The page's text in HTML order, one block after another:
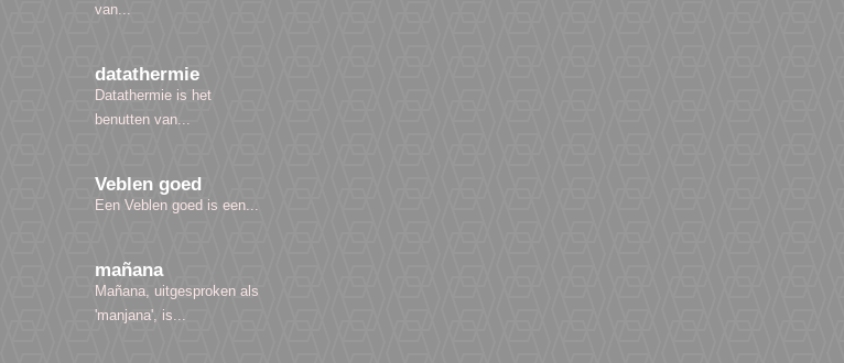
van...
datathermie
Datathermie is het
benutten van...
Veblen goed
Een Veblen goed is een...
mañana
Mañana, uitgesproken als
'manjana', is...